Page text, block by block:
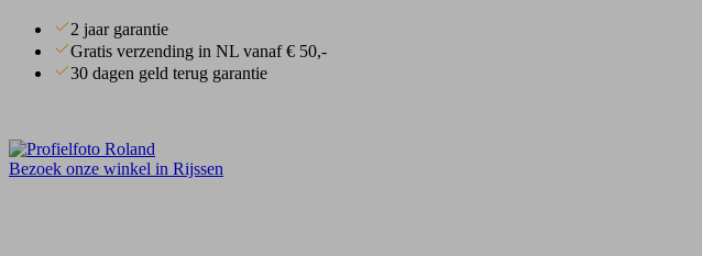
2 jaar garantie
Gratis verzending in NL vanaf € 50,-
30 dagen geld terug garantie
Bezoek onze winkel in Rijssen